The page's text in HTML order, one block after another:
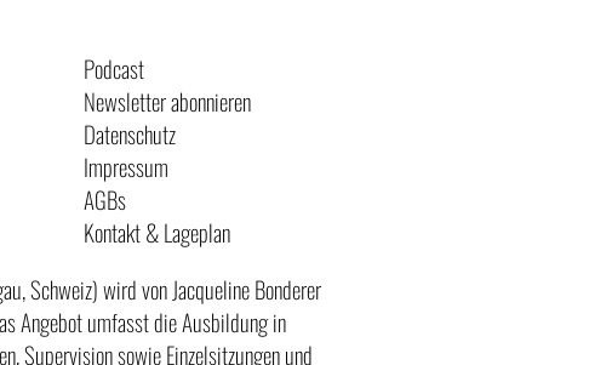
Podcast
Newsletter abonnieren
Datenschutz
Impressum
AGBs
Kontakt & Lageplan
Schweiz) wird von Jacqueline Bonderer
Angebot umfasst die Ausbildung in
Supervision sowie Einzelsitzungen und